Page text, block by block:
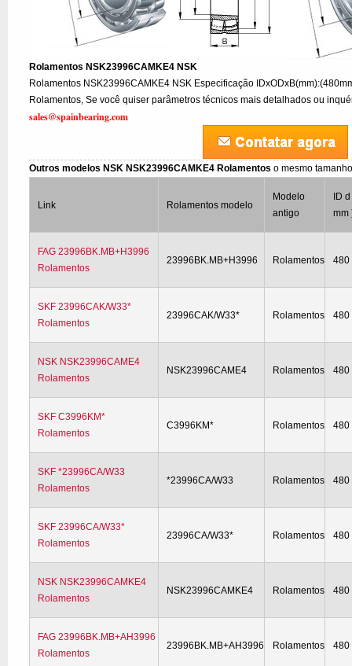
Rolamentos NSK23996CAMKE4 NSK
Rolamentos NSK23996CAMKE4 NSK Especificação
Rolamentos, Se você quiser parâmetros técnicos mais detalhados ou
sales@spainbearing.com
Outros modelos NSK NSK23996CAMKE4 Rolamentoso mesmo
Link Rolamentos modelo
Modelo
antigo
ID
mm
FAG 23996BK.MB+H3996
Rolamentos
23996BK.MB+H3996 Rolamentos 480
SKF 23996CAK/W33*
Rolamentos
23996CAK/W33* Rolamentos 480
NSK NSK23996CAME4
Rolamentos
NSK23996CAME4 Rolamentos 480
SKF C3996KM*
Rolamentos
C3996KM* Rolamentos 480
SKF *23996CA/W33
Rolamentos
*23996CA/W33 Rolamentos 480
SKF 23996CA/W33*
Rolamentos
23996CA/W33* Rolamentos 480
NSK NSK23996CAMKE4
Rolamentos
NSK23996CAMKE4 Rolamentos 480
FAG 23996BK.MB+AH3996
Rolamentos
23996BK.MB+AH3996 Rolamentos 480